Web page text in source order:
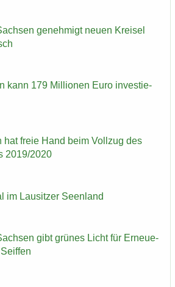
ge­neh­migt neuen Krei­sel
kann 179 Mil­lio­nen Euro in­ves­tie­
hat freie Hand beim Voll­zug des
2019/2020
im Lau­sit­zer Se­en­land
gibt grü­nes Licht für Er­neue­